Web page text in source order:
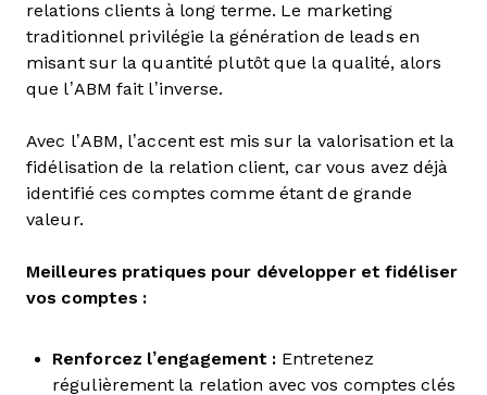
relations clients à long terme. Le marketing
traditionnel privilégie la génération de leads en
misant sur la quantité plutôt que la qualité, alors
que l’ABM fait l’inverse.
Avec l’ABM, l’accent est mis sur la valorisation et la
fidélisation de la relation client, car vous avez déjà
identifié ces comptes comme étant de grande
valeur.
Meilleures pratiques pour développer et fidéliser
vos comptes :
Renforcez l’engagement : Entretenez
régulièrement la relation avec vos comptes clés